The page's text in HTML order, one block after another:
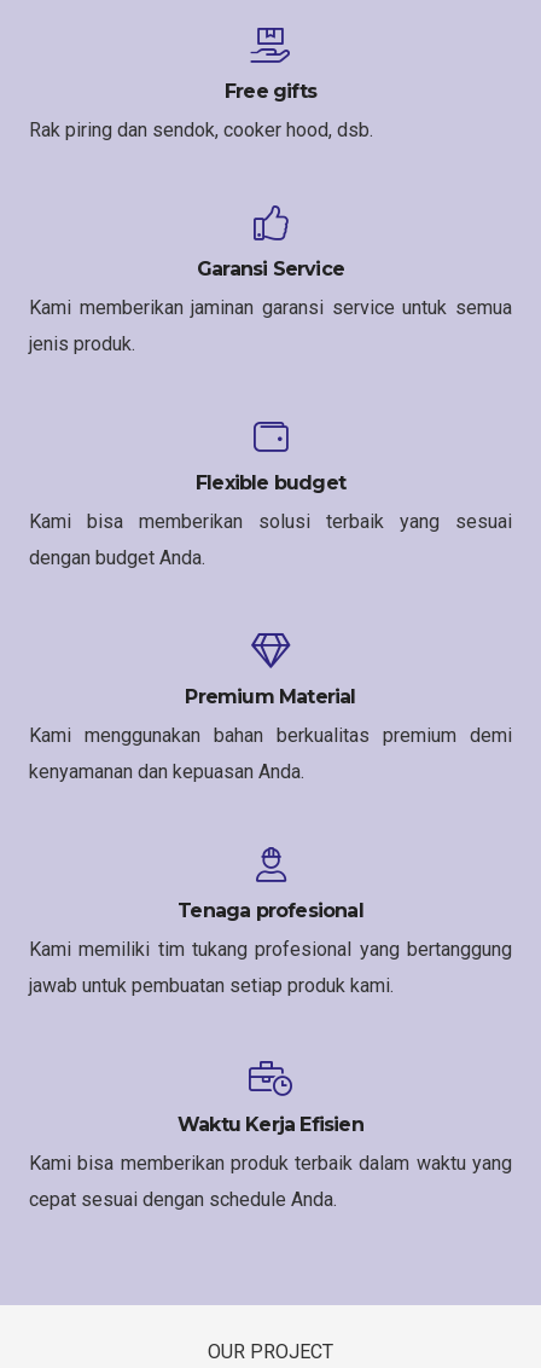
Free gifts
Rak piring dan sendok, cooker hood, dsb.
Garansi Service
Kami memberikan jaminan garansi service untuk semua
jenis produk.
Flexible budget
Kami bisa memberikan solusi terbaik yang sesuai
dengan budget Anda.
Premium Material
Kami menggunakan bahan berkualitas premium demi
kenyamanan dan kepuasan Anda.
Tenaga profesional
Kami memiliki tim tukang profesional yang bertanggung
jawab untuk pembuatan setiap produk kami.
Waktu Kerja Efisien
Kami bisa memberikan produk terbaik dalam waktu yang
cepat sesuai dengan schedule Anda.
OUR PROJECT